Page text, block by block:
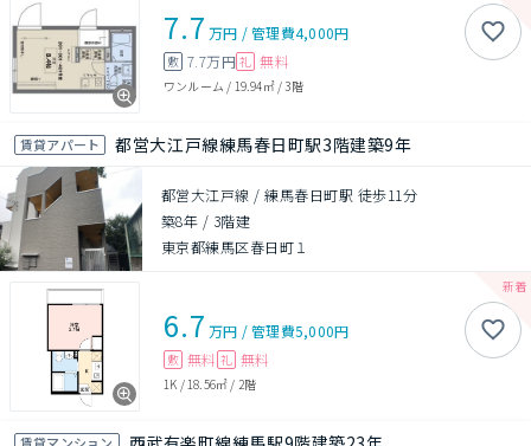
7.7 万円 /管理費4,000円
敷 7.7万円 礼 無料
ワンルーム / 19.94㎡/3階
賃貸アパート 都営大江戸線練馬春日町駅3階建築9年
都営大江戸線 / 練馬春日町駅 徒歩11分
築8年 / 3階建
東京都練馬区春日町１
6.7 万円 /管理費5,000円
敷 無料 礼 無料
1K / 18.56㎡ / 2階
賃貸マンション